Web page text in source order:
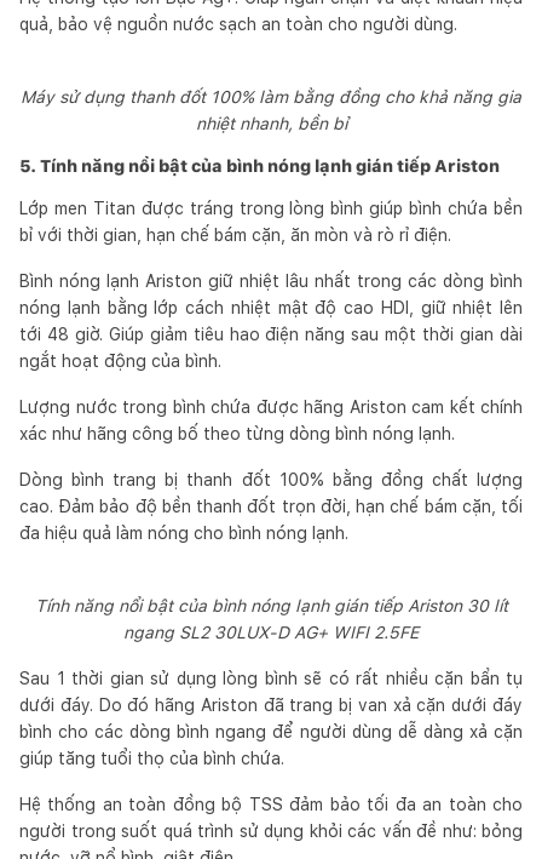
quả, bảo vệ nguồn nước sạch an toàn cho người dùng.
Máy sử dụng thanh đốt 100% làm bằng đồng cho khả năng gia
nhiệt nhanh, bền bỉ
5. Tính năng nổi bật của bình nóng lạnh gián tiếp Ariston
Lớp men Titan được tráng trong lòng bình giúp bình chứa bền
bỉ với thời gian, hạn chế bám cặn, ăn mòn và rò rỉ điện.
Bình nóng lạnh Ariston giữ nhiệt lâu nhất trong các dòng bình
nóng lạnh bằng lớp cách nhiệt mật độ cao HDI, giữ nhiệt lên
tới 48 giờ. Giúp giảm tiêu hao điện năng sau một thời gian dài
ngắt hoạt động của bình.
Lượng nước trong bình chứa được hãng Ariston cam kết chính
xác như hãng công bố theo từng dòng bình nóng lạnh.
Dòng bình trang bị thanh đốt 100% bằng đồng chất lượng
cao. Đảm bảo độ bền thanh đốt trọn đời, hạn chế bám cặn, tối
đa hiệu quả làm nóng cho bình nóng lạnh.
Tính năng nổi bật của bình nóng lạnh gián tiếp Ariston 30 lít
ngang SL2 30LUX-D AG+ WIFI 2.5FE
Sau 1 thời gian sử dụng lòng bình sẽ có rất nhiều cặn bẩn tụ
dưới đáy. Do đó hãng Ariston đã trang bị van xả cặn dưới đáy
bình cho các dòng bình ngang để người dùng dễ dàng xả cặn
giúp tăng tuổi thọ của bình chứa.
Hệ thống an toàn đồng bộ TSS đảm bảo tối đa an toàn cho
người trong suốt quá trình sử dụng khỏi các vấn đề như: bỏng